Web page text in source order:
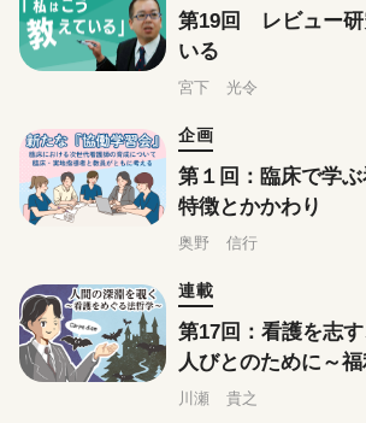
第19回 レビュー研
いる
宮下 光令
企画
第１回：臨床で学
特徴とかかわり
奥野 信行
連載
第17回：看護を志
人びとのために～福
川瀬 貴之